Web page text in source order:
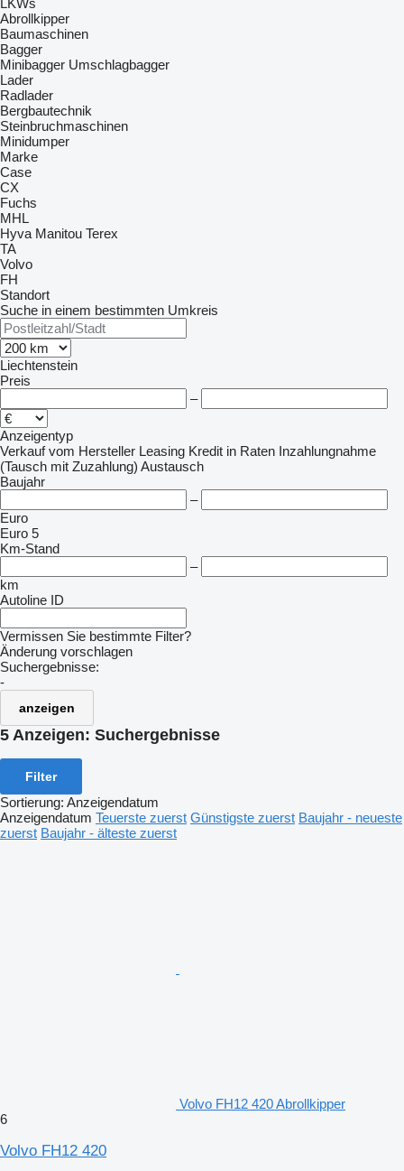
LKWs
Abrollkipper
Baumaschinen
Bagger
Minibagger Umschlagbagger
Lader
Radlader
Bergbautechnik
Steinbruchmaschinen
Minidumper
Marke
Case
CX
Fuchs
MHL
Hyva Manitou Terex
TA
Volvo
FH
Standort
Suche in einem bestimmten Umkreis
Liechtenstein
Preis
–
Anzeigentyp
Verkauf vom Hersteller Leasing Kredit in Raten Inzahlungnahme
(Tausch mit Zuzahlung) Austausch
Baujahr
–
Euro
Euro 5
Km-Stand
–
km
Autoline ID
Vermissen Sie bestimmte Filter?
Änderung vorschlagen
Suchergebnisse:
-
anzeigen
5 Anzeigen: Suchergebnisse
Filter
Sortierung: Anzeigendatum
Anzeigendatum Teuerste zuerst Günstigste zuerst Baujahr - neueste
zuerst Baujahr - älteste zuerst
Volvo FH12 420 Abrollkipper
6
Volvo FH12 420